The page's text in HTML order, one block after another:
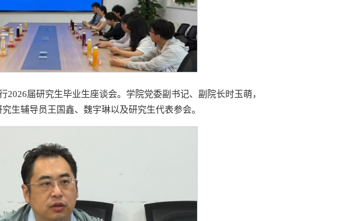
2026届研究生毕业生座谈会。学院党委副书记、副院长时玉萌，
生辅导员王国鑫、魏宇琳以及研究生代表参会。